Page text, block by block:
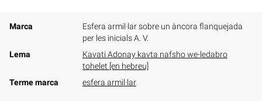
Marca
Esfera armil·lar sobre un àncora flanquejada
per les inicials A. V.
Lema
Kavati Adonay kavta nafsho we-ledabro
tohelet [en hebreu]
Terme marca
esfera armil·lar